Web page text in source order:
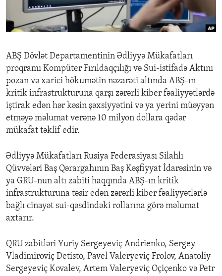
ENVIRONMENT AND HEALTH
IDEALS AND INSTITUTIONS
ABŞ Dövlət Departamentinin Ədliyyə Mükafatları
proqramı Kompüter Fırıldaqçılığı və Sui-istifadə Aktını
pozan və xarici hökumətin nəzarəti altında ABŞ-ın
kritik infrastrukturuna qarşı zərərli kiber fəaliyyətlərdə
iştirak edən hər kəsin şəxsiyyətini və ya yerini müəyyən
etməyə məlumat verənə 10 milyon dollara qədər
mükafat təklif edir.
Ədliyyə Mükafatları Rusiya Federasiyası Silahlı
Qüvvələri Baş Qərargahının Baş Kəşfiyyat İdarəsinin və
ya GRU-nun altı zabiti haqqında ABŞ-ın kritik
infrastrukturuna təsir edən zərərli kiber fəaliyyətlərlə
bağlı cinayət sui-qəsdindəki rollarına görə məlumat
axtarır.
QRU zabitləri Yuriy Sergeyeviç Andrienko, Sergey
Vladimiroviç Detisto, Pavel Valeryeviç Frolov, Anatoliy
Sergeyeviç Kovalev, Artem Valeryeviç Oçiçenko və Petr